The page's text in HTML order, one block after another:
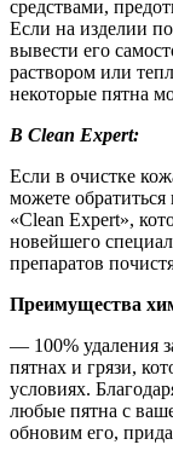
средствами,
Если на изделии
вывести его
раствором или
некоторые пятна
В Clean Expert:
Если в очистке
можете
«Clean Expert»,
новейшего
препаратов
Преимущества
— 100% удаления
пятнах и грязи,
условиях.
любые пятна с
обновим его,